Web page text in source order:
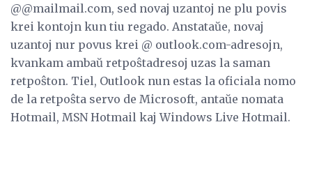
@@mailmail.com, sed novaj uzantoj ne plu povis
krei kontojn kun tiu regado. Anstataŭe, novaj
uzantoj nur povus krei @ outlook.com-adresojn,
kvankam ambaŭ retpoŝtadresoj uzas la saman
retpoŝton. Tiel, Outlook nun estas la oficiala nomo
de la retpoŝta servo de Microsoft, antaŭe nomata
Hotmail, MSN Hotmail kaj Windows Live Hotmail.